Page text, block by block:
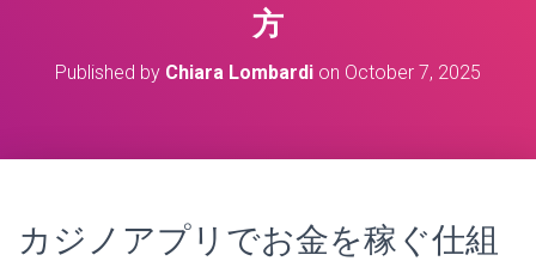
方
Published by Chiara Lombardi on October 7, 2025
カジノアプリでお金を稼ぐ仕組